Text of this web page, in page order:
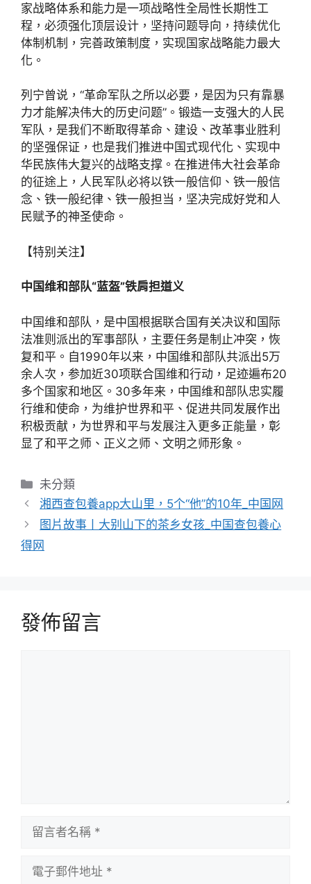
家战略体系和能力是一项战略性全局性长期性工
程，必须强化顶层设计，坚持问题导向，持续优化
体制机制，完善政策制度，实现国家战略能力最大
化。
列宁曾说，“革命军队之所以必要，是因为只有靠暴
力才能解决伟大的历史问题”。锻造一支强大的人民
军队，是我们不断取得革命、建设、改革事业胜利
的坚强保证，也是我们推进中国式现代化、实现中
华民族伟大复兴的战略支撑。在推进伟大社会革命
的征途上，人民军队必将以铁一般信仰、铁一般信
念、铁一般纪律、铁一般担当，坚决完成好党和人
民赋予的神圣使命。
【特别关注】
中国维和部队“蓝盔”铁肩担道义
中国维和部队，是中国根据联合国有关决议和国际
法准则派出的军事部队，主要任务是制止冲突，恢
复和平。自1990年以来，中国维和部队共派出5万
余人次，参加近30项联合国维和行动，足迹遍布20
多个国家和地区。30多年来，中国维和部队忠实履
行维和使命，为维护世界和平、促进共同发展作出
积极贡献，为世界和平与发展注入更多正能量，彰
显了和平之师、正义之师、文明之师形象。
分
類
未分類
湘西查包養app大山里，5个“他”的10年_中国网
图片故事丨大别山下的茶乡女孩_中国查包養心
得网
發佈留言